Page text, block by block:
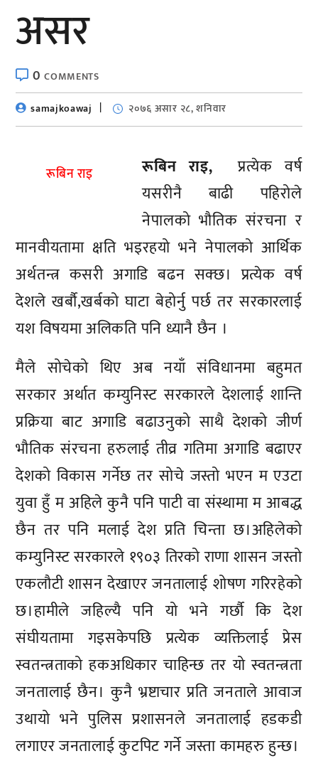
असर
0COMMENTS
samajkoawaj
२०७६ असार २८, शनिवार
रूबिन राइ रूबिन राइ,
प्रत्येक वर्ष
यसरीनै बाढी पहिरोले
नेपालको भौतिक संरचना र
मानवीयतामा क्षति भइरहयो भने नेपालको आर्थिक
अर्थतन्त्र कसरी अगाडि बढन सक्छ। प्रत्येक वर्ष
देशले खर्बौ,खर्बको घाटा बेहोर्नु पर्छ तर सरकारलाई
यश विषयमा अलिकति पनि ध्यानै छैन ।
मैले सोचेको थिए अब नयाँ संविधानमा बहुमत
सरकार अर्थात कम्युनिस्ट सरकारले देशलाई शान्ति
प्रक्रिया बाट अगाडि बढाउनुको साथै देशको जीर्ण
भौतिक संरचना हरुलाई तीव्र गतिमा अगाडि बढाएर
देशको विकास गर्नेछ तर सोचे जस्तो भएन म एउटा
युवा हुँ म अहिले कुनै पनि पाटी वा संस्थामा म आबद्ध
छैन तर पनि मलाई देश प्रति चिन्ता छ।अहिलेको
कम्युनिस्ट सरकारले १९०३ तिरको राणा शासन जस्तो
एकलौटी शासन देखाएर जनतालाई शोषण गरिरहेको
छ।हामीले जहिल्यै पनि यो भने गर्छौ कि देश
संघीयतामा गइसकेपछि प्रत्येक व्यक्तिलाई प्रेस
स्वतन्त्रताको हकअधिकार चाहिन्छ तर यो स्वतन्त्रता
जनतालाई छैन। कुनै भ्रष्टाचार प्रति जनताले आवाज
उथायो भने पुलिस प्रशासनले जनतालाई हडकडी
लगाएर जनतालाई कुटपिट गर्ने जस्ता कामहरु हुन्छ।